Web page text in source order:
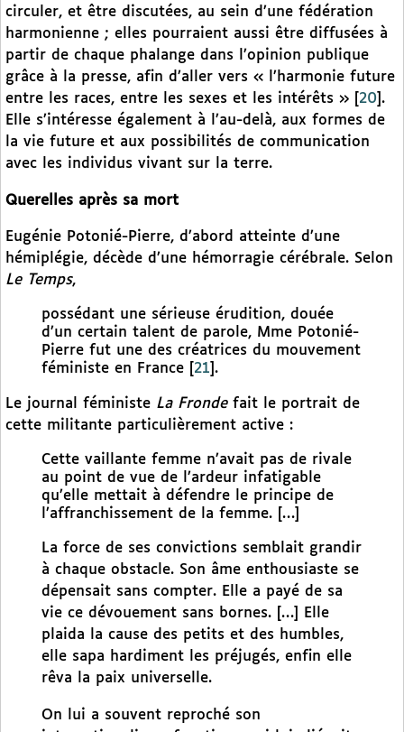
circuler, et être discutées, au sein d’une fédération
harmonienne ; elles pourraient aussi être diffusées à
partir de chaque phalange dans l’opinion publique
grâce à la presse, afin d’aller vers « l’harmonie future
entre les races, entre les sexes et les intérêts »
20 .
Elle s’intéresse également à l’au-delà, aux formes de
la vie future et aux possibilités de communication
avec les individus vivant sur la terre.
Querelles après sa mort
Eugénie Potonié-Pierre, d’abord atteinte d’une
hémiplégie, décède d’une hémorragie cérébrale. Selon
Le Temps,
possédant une sérieuse érudition, douée
d’un certain talent de parole, Mme Potonié-
Pierre fut une des créatrices du mouvement
féministe en France
21 .
Le journal féministe La Fronde fait le portrait de
cette militante particulièrement active :
Cette vaillante femme n’avait pas de rivale
au point de vue de l’ardeur infatigable
qu’elle mettait à défendre le principe de
l’affranchissement de la femme. […]
La force de ses convictions semblait grandir
à chaque obstacle. Son âme enthousiaste se
dépensait sans compter. Elle a payé de sa
vie ce dévouement sans bornes. […] Elle
plaida la cause des petits et des humbles,
elle sapa hardiment les préjugés, enfin elle
rêva la paix universelle.
On lui a souvent reproché son